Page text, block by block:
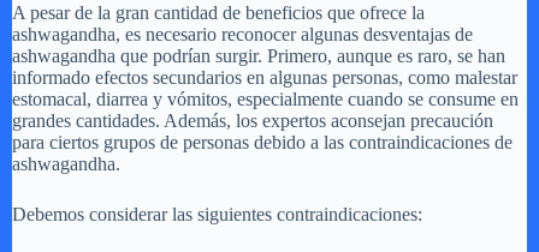
A pesar de la gran cantidad de beneficios que ofrece la
ashwagandha, es necesario reconocer algunas desventajas de
ashwagandha que podrían surgir. Primero, aunque es raro, se han
informado efectos secundarios en algunas personas, como malestar
estomacal, diarrea y vómitos, especialmente cuando se consume en
grandes cantidades. Además, los expertos aconsejan precaución
para ciertos grupos de personas debido a las contraindicaciones de
ashwagandha.
Debemos considerar las siguientes contraindicaciones: